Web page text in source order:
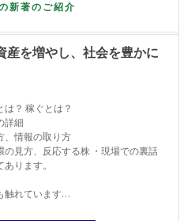
新著のご紹介
産を増やし、社会を豊かに
？ 稼ぐとは？
詳細
、情報の取り方
見方、反応する株 ・現場での裏話
ります。
触れています…